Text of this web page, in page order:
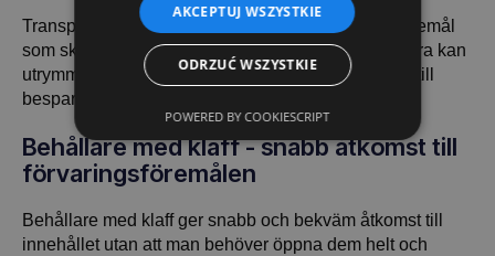
Transportkorgar gör det enkelt att organisera de föremål
som ska transporteras. Tack vare att de är stapelbara kan
utrymmet som krävs minskas avsevärt, vilket leder till
besparingar i transport- och lagringskostnader.
Behållare med klaff - snabb åtkomst till
förvaringsföremålen
Behållare med klaff ger snabb och bekväm åtkomst till
innehållet utan att man behöver öppna dem helt och
AKCEPTUJ WSZYSTKIE
ODRZUĆ WSZYSTKIE
POWERED BY COOKIESCRIPT